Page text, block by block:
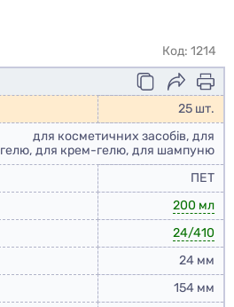
Код: 1214
25 шт.
для косметичних засобів, для
гелю, для крем-гелю, для шампуню
ПЕТ
200 мл
24/410
24 мм
154 мм